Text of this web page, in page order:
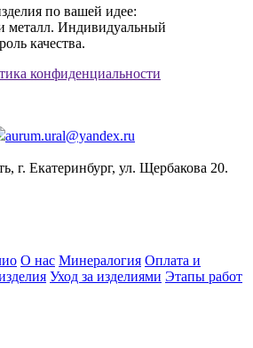
по вашей идее:
металл. Индивидуальный
качества.
конфиденциальности
aurum.ural@yandex.ru
г. Екатеринбург, ул. Щербакова 20.
О нас Минералогия Оплата и
Уход за изделиями Этапы работ